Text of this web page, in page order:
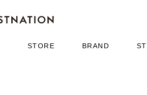
STORE BRAND